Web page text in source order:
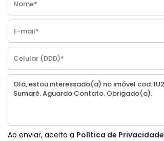
Ao enviar, aceito a Política de Privacidade